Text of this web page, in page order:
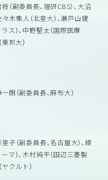
（副委員長、理研CBS）、大沼
々木隼人（北里大）、瀬戸山健
ス）、中野堅太（国際医療
邦大）
朗（副委員長、麻布大）
子（副委員長、名古屋大）、綾
マ）、木村純平（田辺三菱製
ヤクルト）